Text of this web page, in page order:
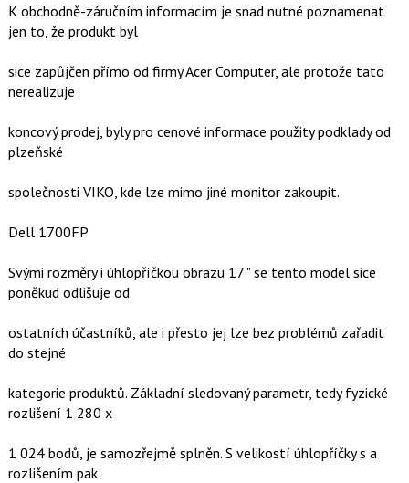
K obchodně-záručním informacím je snad nutné poznamenat
jen to, že produkt byl
sice zapůjčen přímo od firmy Acer Computer, ale protože tato
nerealizuje
koncový prodej, byly pro cenové informace použity podklady od
plzeňské
společnosti VIKO, kde lze mimo jiné monitor zakoupit.
Dell 1700FP
Svými rozměry i úhlopříčkou obrazu 17 " se tento model sice
poněkud odlišuje od
ostatních účastníků, ale i přesto jej lze bez problémů zařadit
do stejné
kategorie produktů. Základní sledovaný parametr, tedy fyzické
rozlišení 1 280 x
1 024 bodů, je samozřejmě splněn. S velikostí úhlopříčky s a
rozlišením pak